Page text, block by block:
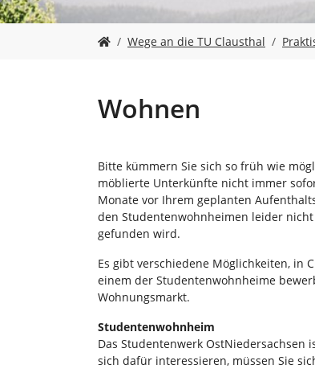
e
n
i
i
n
i
e
r
:
Wege an die TU Clausthal
Wohnen
Bitte kümmern Sie sich so früh wie
möblierte Unterkünfte nicht immer
Monate vor Ihrem geplanten
den Studentenwohnheimen leider
gefunden wird.
Es gibt verschiedene Möglichkeiten, in
einem der Studentenwohnheime
Wohnungsmarkt.
Studentenwohnheim
Das Studentenwerk OstNiedersachsen
sich dafür interessieren, müssen Sie